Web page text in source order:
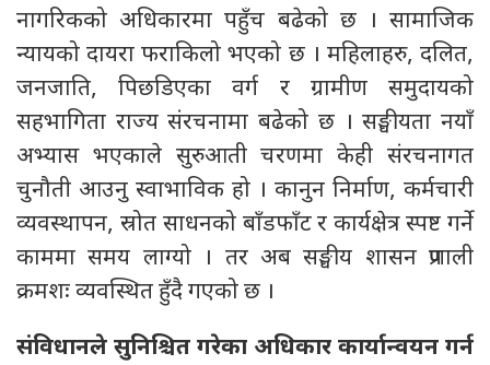
नागरिकको अधिकारमा पहुँच बढेको छ । सामाजिक
न्यायको दायरा फराकिलो भएको छ । महिलाहरु, दलित,
जनजाति, पिछडिएका वर्ग र ग्रामीण समुदायको
सहभागिता राज्य संरचनामा बढेको छ । सङ्घीयता नयाँ
अभ्यास भएकाले सुरुआती चरणमा केही संरचनागत
चुनौती आउनु स्वाभाविक हो । कानुन निर्माण, कर्मचारी
व्यवस्थापन, स्रोत साधनको बाँडफाँट र कार्यक्षेत्र स्पष्ट गर्ने
काममा समय लाग्यो । तर अब सङ्घीय शासन प्रणाली
क्रमशः व्यवस्थित हुँदै गएको छ ।
संविधानले सुनिश्चित गरेका अधिकार कार्यान्वयन गर्न